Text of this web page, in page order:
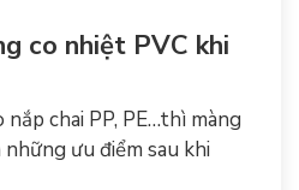
co nhiệt PVC khi
nắp chai PP, PE…thì màng
ưu điểm sau khi